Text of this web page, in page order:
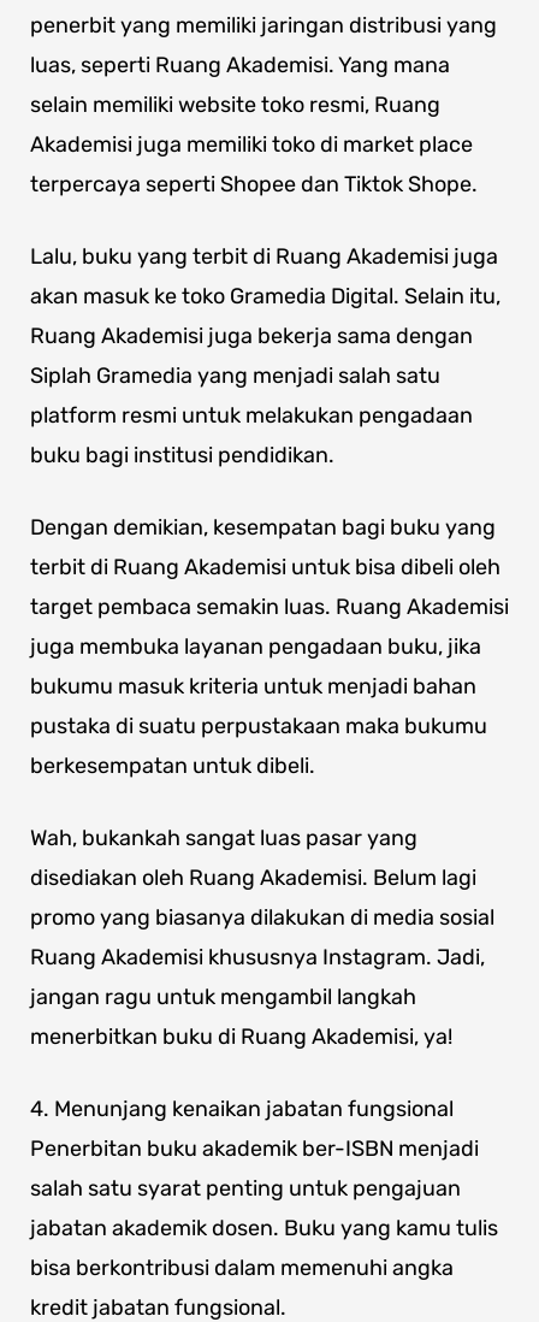
penerbit yang memiliki jaringan distribusi yang
luas, seperti Ruang Akademisi. Yang mana
selain memiliki website toko resmi, Ruang
Akademisi juga memiliki toko di market place
terpercaya seperti Shopee dan Tiktok Shope.
Lalu, buku yang terbit di Ruang Akademisi juga
akan masuk ke toko Gramedia Digital. Selain itu,
Ruang Akademisi juga bekerja sama dengan
Siplah Gramedia yang menjadi salah satu
platform resmi untuk melakukan pengadaan
buku bagi institusi pendidikan.
Dengan demikian, kesempatan bagi buku yang
terbit di Ruang Akademisi untuk bisa dibeli oleh
target pembaca semakin luas. Ruang Akademisi
juga membuka layanan pengadaan buku, jika
bukumu masuk kriteria untuk menjadi bahan
pustaka di suatu perpustakaan maka bukumu
berkesempatan untuk dibeli.
Wah, bukankah sangat luas pasar yang
disediakan oleh Ruang Akademisi. Belum lagi
promo yang biasanya dilakukan di media sosial
Ruang Akademisi khususnya Instagram. Jadi,
jangan ragu untuk mengambil langkah
menerbitkan buku di Ruang Akademisi, ya!
4. Menunjang kenaikan jabatan fungsional
Penerbitan buku akademik ber-ISBN menjadi
salah satu syarat penting untuk pengajuan
jabatan akademik dosen. Buku yang kamu tulis
bisa berkontribusi dalam memenuhi angka
kredit jabatan fungsional.